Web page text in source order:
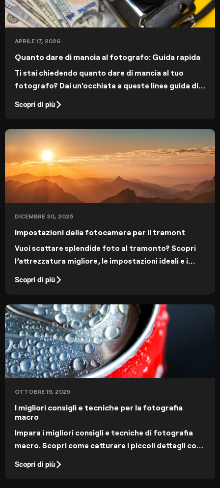
APRILE 17, 2026
Quanto dare di mancia al fotografo: Guida rapida
Ti stai chiedendo quanto dare di mancia al tuo
fotografo? Dai un'occhiata a queste linee guida di
apprezzamento per l'eccellente lavoro svolto,
Scopri di più
DICEMBRE 30, 2025
Impostazioni della fotocamera per il tramont
Vuoi scattare splendide foto al tramonto? Scopri
l’attrezzatura migliore, le impostazioni ideali e i
mozzafiato come un professionista.
Scopri di più
OTTOBRE 19, 2025
I migliori consigli e tecniche per la fotografia
macro
Impara i migliori consigli e tecniche di fotografia
macro. Scopri come catturare i piccoli dettagli con
giusto.
Scopri di più